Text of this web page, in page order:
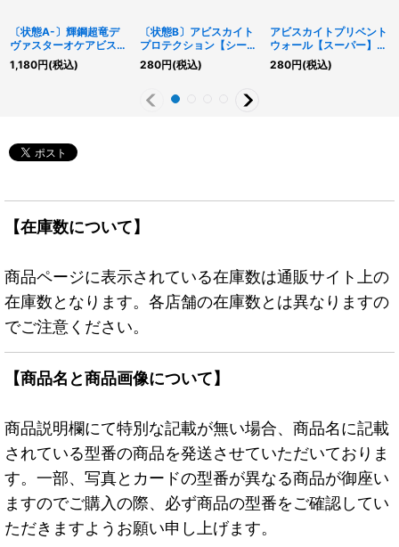
〔状態A-〕輝鋼超竜デ
ヴァスターオケアビス
[R]【オーバーラッシュ
レア】{RD/VSP1-
1,180円(税込)
〔状態B〕アビスカイト
プロテクション【シーク
レット】{RD/VSP1-
JP050}《RD罠》
280円(税込)
アビスカイトプリベント
ウォール【スーパー】
{RD/VSP1-JP049}
《RD罠》
280円(税込)
【在庫数について】
商品ページに表示されている在庫数は通販サイト上の
在庫数となります。各店舗の在庫数とは異なりますの
でご注意ください。
【商品名と商品画像について】
商品説明欄にて特別な記載が無い場合、商品名に記載
されている型番の商品を発送させていただいておりま
す。一部、写真とカードの型番が異なる商品が御座い
ますのでご購入の際、必ず商品の型番をご確認してい
ただきますようお願い申し上げます。